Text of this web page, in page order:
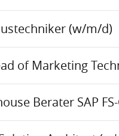
(w/m/d)
of Marketing
Berater SAP